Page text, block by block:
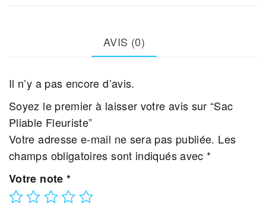
AVIS (0)
Il n’y a pas encore d’avis.
Soyez le premier à laisser votre avis sur “Sac
Pliable Fleuriste”
Votre adresse e-mail ne sera pas publiée. Les
champs obligatoires sont indiqués avec *
Votre note *